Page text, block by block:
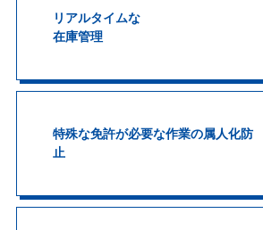
リアルタイムな
在庫管理
特殊な免許が必要な作業の属人化防
止